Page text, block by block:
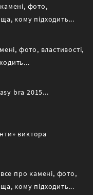
фото,
кому підходить...
фото, властивості,
bra 2015...
виктора
про камені, фото,
кому підходить...